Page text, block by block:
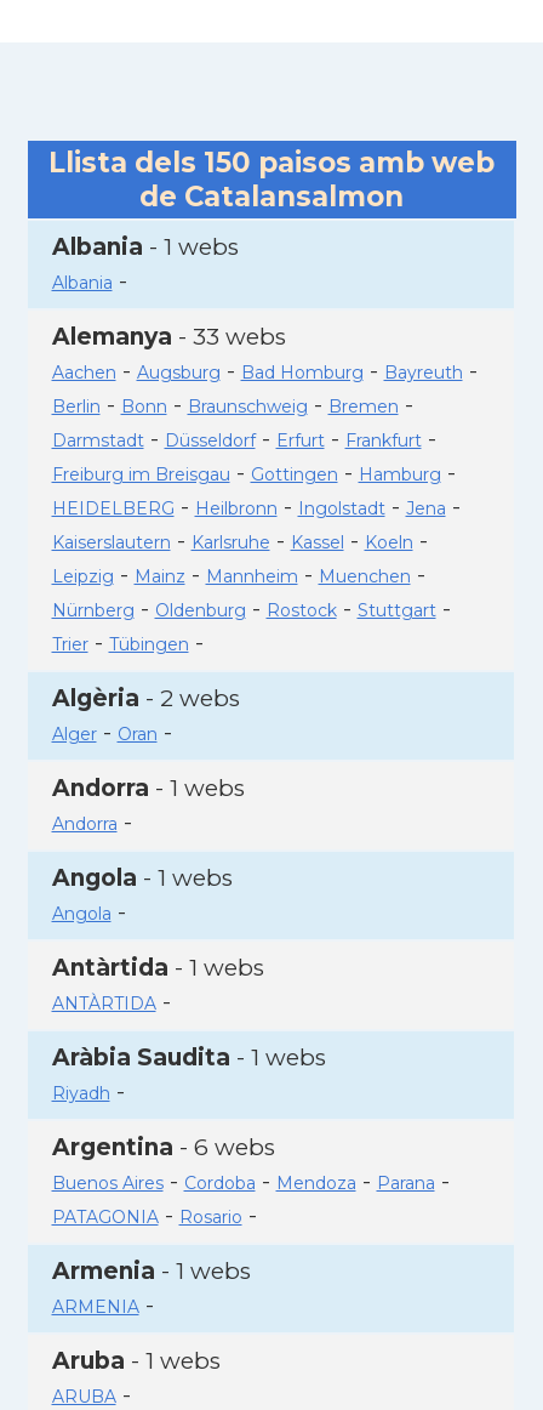
Llista dels 150 paisos amb web
de Catalansalmon
Albania - 1 webs
Albania -
Alemanya - 33 webs
Aachen - Augsburg - Bad Homburg - Bayreuth -
Berlin - Bonn - Braunschweig - Bremen -
Darmstadt- Düsseldorf- Erfurt- Frankfurt-
Freiburg im Breisgau - Gottingen - Hamburg -
HEIDELBERG - Heilbronn - Ingolstadt- Jena -
Kaiserslautern - Karlsruhe - Kassel - Koeln -
Leipzig - Mainz - Mannheim - Muenchen -
Nürnberg - Oldenburg - Rostock- Stuttgart-
Trier- Tübingen -
Algèria - 2 webs
Alger- Oran -
Andorra - 1 webs
Andorra -
Angola - 1 webs
Angola -
Antàrtida - 1 webs
ANTÀRTIDA-
Aràbia Saudita - 1 webs
Riyadh -
Argentina - 6 webs
Buenos Aires- Cordoba - Mendoza - Parana -
PATAGONIA- Rosario -
Armenia - 1 webs
ARMENIA-
Aruba - 1 webs
ARUBA-